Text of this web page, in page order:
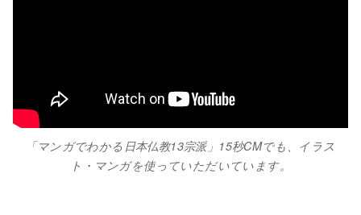
「マンガでわかる日本仏教13宗派」15秒CMでも、イラス
ト・マンガを使っていただいています。